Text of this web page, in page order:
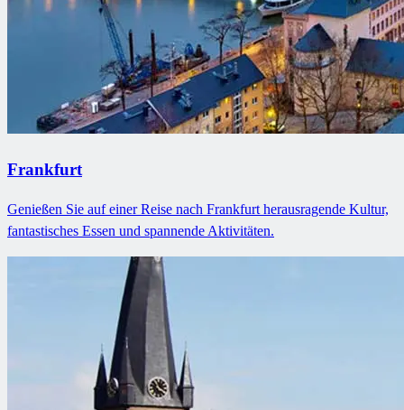
Frankfurt
Genießen Sie auf einer Reise nach Frankfurt herausragende Kultur,
fantastisches Essen und spannende Aktivitäten.